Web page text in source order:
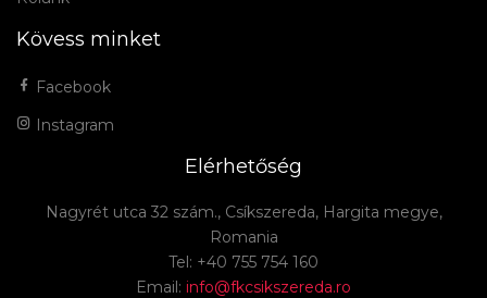
Kövess minket
Facebook
Instagram
Elérhetőség
Nagyrét utca 32 szám., Csíkszereda, Hargita megye,
Romania
Tel: +40 755 754 160
Email: info@fkcsikszereda.ro